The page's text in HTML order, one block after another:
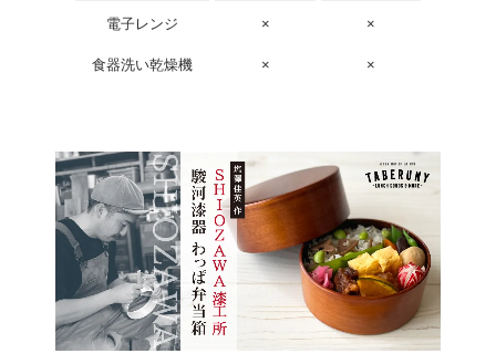
電子レンジ × ×
食器洗い乾燥機 × ×